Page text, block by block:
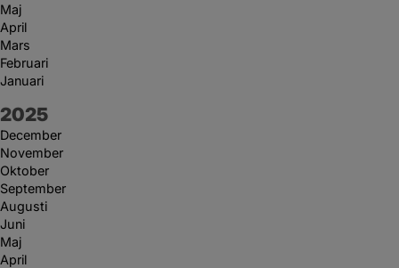
Maj
April
Mars
Februari
Januari
År:
2025
December
November
Oktober
September
Augusti
Juni
Maj
April